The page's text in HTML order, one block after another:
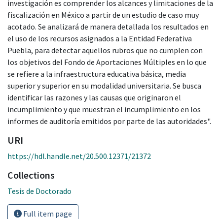
investigación es comprender los alcances y limitaciones de la
fiscalización en México a partir de un estudio de caso muy
acotado. Se analizará de manera detallada los resultados en
el uso de los recursos asignados a la Entidad Federativa
Puebla, para detectar aquellos rubros que no cumplen con
los objetivos del Fondo de Aportaciones Múltiples en lo que
se refiere a la infraestructura educativa básica, media
superior y superior en su modalidad universitaria. Se busca
identificar las razones y las causas que originaron el
incumplimiento y que muestran el incumplimiento en los
informes de auditoría emitidos por parte de las autoridades".
URI
https://hdl.handle.net/20.500.12371/21372
Collections
Tesis de Doctorado
Full item page